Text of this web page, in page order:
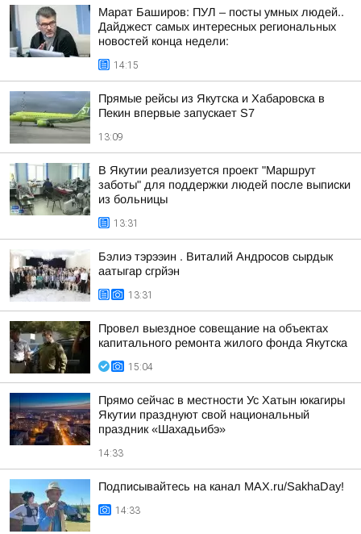
Марат Баширов: ПУЛ – посты умных людей..
Дайджест самых интересных региональных
новостей конца недели:
14:15
Прямые рейсы из Якутска и Хабаровска в
Пекин впервые запускает S7
13:09
В Якутии реализуется проект "Маршрут
заботы" для поддержки людей после выписки
из больницы
13:31
Бэлиэ тэрээин . Виталий Андросов сырдык
аатыгар сгрйэн
13:31
Провел выездное совещание на объектах
капитального ремонта жилого фонда Якутска
15:04
Прямо сейчас в местности Ус Хатын юкагиры
Якутии празднуют свой национальный
праздник «Шахадьибэ»
14:33
Подписывайтесь на канал MAX.ru/SakhaDay!
14:33